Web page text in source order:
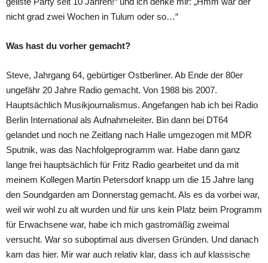
nicht grad zwei Wochen in Tulum oder so…“
Was hast du vorher gemacht?
Steve, Jahrgang 64, gebürtiger Ostberliner. Ab Ende der 80er
ungefähr 20 Jahre Radio gemacht. Von 1988 bis 2007.
Hauptsächlich Musikjournalismus. Angefangen hab ich bei Radio
Berlin International als Aufnahmeleiter. Bin dann bei DT64
gelandet und noch ne Zeitlang nach Halle umgezogen mit MDR
Sputnik, was das Nachfolgeprogramm war. Habe dann ganz
lange frei hauptsächlich für Fritz Radio gearbeitet und da mit
meinem Kollegen Martin Petersdorf knapp um die 15 Jahre lang
den Soundgarden am Donnerstag gemacht. Als es da vorbei war,
weil wir wohl zu alt wurden und für uns kein Platz beim Programm
für Erwachsene war, habe ich mich gastromäßig zweimal
versucht. War so suboptimal aus diversen Gründen. Und danach
kam das hier. Mir war auch relativ klar, dass ich auf klassische